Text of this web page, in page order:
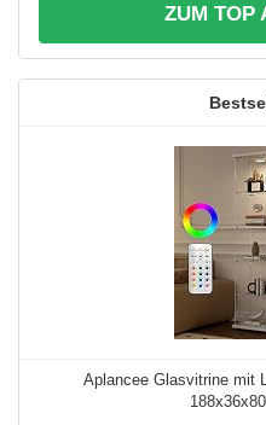
ZUM TOP
Aplancee Glasvitrine mit